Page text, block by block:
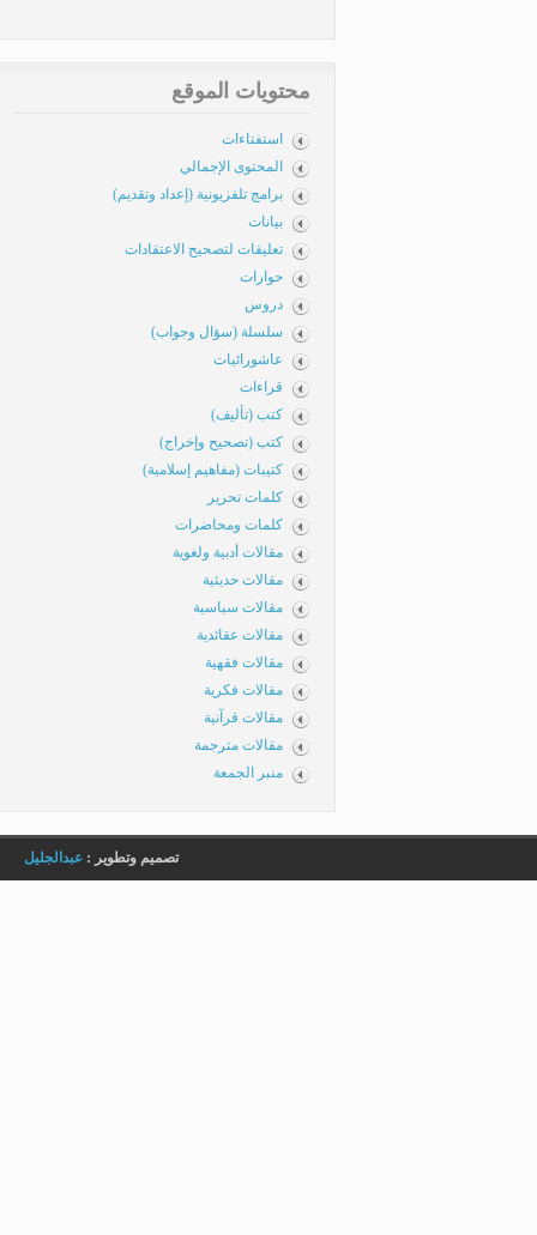
محتويات الموقع
استفتاءات
المحتوى الإجمالي
برامج تلفزيونية (إعداد وتقديم)
بيانات
تعليقات لتصحيح الاعتقادات
حوارات
دروس
سلسلة (سؤال وجواب)
عاشورائيات
قراءات
كتب (تأليف)
كتب (تصحيح وإخراج)
كتيبات (مفاهيم إسلامية)
كلمات تحرير
كلمات ومحاضرات
مقالات أدبية ولغوية
مقالات حديثية
مقالات سياسية
مقالات عقائدية
مقالات فقهية
مقالات فكرية
مقالات قرآنية
مقالات مترجمة
منبر الجمعة
تصميم وتطوير : عبدالجليل